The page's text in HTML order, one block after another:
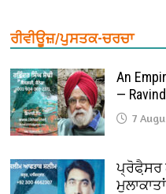
ਰੀਵੀਊਜ਼/ਪੁਸਤਕ-ਚਰਚਾ
An
—
7
ਪ੍ਰੋਫੈ਼ਸਰ